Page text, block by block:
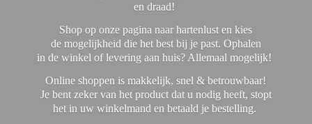
en draad!
Shop op onze pagina naar hartenlust en kies
de mogelijkheid die het best bij je past. Ophalen
in de winkel of levering aan huis? Allemaal mogelijk!
Online shoppen is makkelijk, snel & betrouwbaar!
Je bent zeker van het product dat u nodig heeft, stopt
het in uw winkelmand en betaald je bestelling.